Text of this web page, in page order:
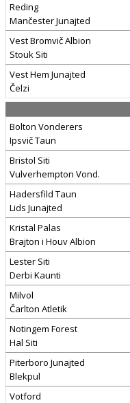
Reding
Mančester Junajted
Vest Bromvič Albion
Stouk Siti
Vest Hem Junajted
Čelzi
Bolton Vonderers
Ipsvič Taun
Bristol Siti
Vulverhempton Vond.
Hadersfild Taun
Lids Junajted
Kristal Palas
Brajton i Houv Albion
Lester Siti
Derbi Kaunti
Milvol
Čarlton Atletik
Notingem Forest
Hal Siti
Piterboro Junajted
Blekpul
Votford